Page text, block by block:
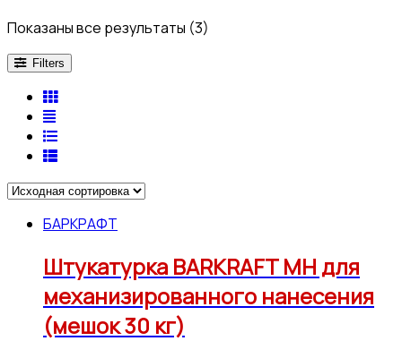
Показаны все результаты (3)
Filters
БАРКРАФТ
Штукатурка BARKRAFT MH для
механизированного нанесения
(мешок 30 кг)